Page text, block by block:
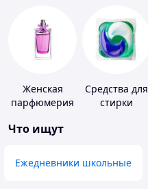
Женская
парфюмерия
Средства для
стирки
Что ищут
Ежедневники школьные